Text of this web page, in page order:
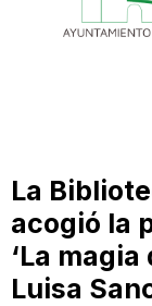
La
acogió la
‘La
Luisa